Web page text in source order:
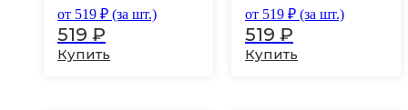
от 519 ₽ (за шт.)
519 ₽
Купить
странице
товара.
от 519 ₽ (за шт.)
519 ₽
Купить
странице
товара.